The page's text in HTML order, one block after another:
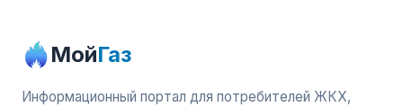
МойГаз
Информационный портал для потребителей ЖКХ,